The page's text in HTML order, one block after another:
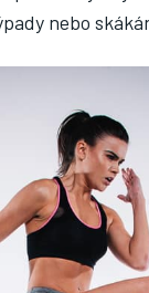
nebo